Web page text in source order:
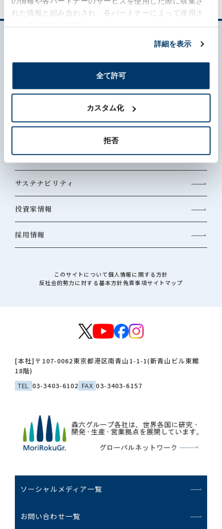
れた情報と組み合わされ、各パートナーによって使用さ
詳細を表示
全て許可
カスタム化
拒否
[本社] 〒107-0062東京都港区南青山1-1-1(新青山ビル東館
18階)
TEL 03-3403-6102 FAX 03-3403-6157
ソーシャルメディア一覧
お問い合わせ一覧
事業内容
サステナビリティ
投資家情報
採用情報
このサイトについて個人情報に関する方針
反社会的勢力に対する基本方針免責事項サイトマップ